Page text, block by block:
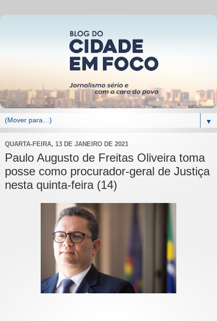
▼
QUARTA-FEIRA, 13 DE JANEIRO DE 2021
Paulo Augusto de Freitas Oliveira toma
posse como procurador-geral de Justiça
nesta quinta-feira (14)